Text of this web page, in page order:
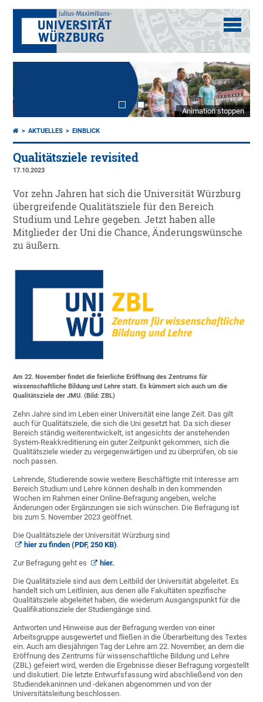
Animation stoppen
AKTUELLES EINBLICK
Qualitätsziele revisited
17.10.2023
Vor zehn Jahren hat sich die Universität Würzburg
übergreifende Qualitätsziele für den Bereich
Studium und Lehre gegeben. Jetzt haben alle
Mitglieder der Uni die Chance, Änderungswünsche
zu äußern.
Am 22. November findet die feierliche Eröffnung des Zentrums für
wissenschaftliche Bildung und Lehre statt. Es kümmert sich auch um die
Qualitätsziele der JMU. (Bild: ZBL)
Zehn Jahre sind im Leben einer Universität eine lange Zeit. Das gilt
auch für Qualitätsziele, die sich die Uni gesetzt hat. Da sich dieser
Bereich ständig weiterentwickelt, ist angesichts der anstehenden
System-Reakkreditierung ein guter Zeitpunkt gekommen, sich die
Qualitätsziele wieder zu vergegenwärtigen und zu überprüfen, ob sie
noch passen.
Lehrende, Studierende sowie weitere Beschäftigte mit Interesse am
Bereich Studium und Lehre können deshalb in den kommenden
Wochen im Rahmen einer Online-Befragung angeben, welche
Änderungen oder Ergänzungen sie sich wünschen. Die Befragung ist
bis zum 5. November 2023 geöffnet.
Die Qualitätsziele der Universität Würzburg sind
hier zu finden (PDF, 250 KB).
Zur Befragung geht es hier.
Die Qualitätsziele sind aus dem Leitbild der Universität abgeleitet. Es
handelt sich um Leitlinien, aus denen alle Fakultäten spezifische
Qualitätsziele abgeleitet haben, die wiederum Ausgangspunkt für die
Qualifikationsziele der Studiengänge sind.
Antworten und Hinweise aus der Befragung werden von einer
Arbeitsgruppe ausgewertet und fließen in die Überarbeitung des Textes
ein. Auch am diesjährigen Tag der Lehre am 22. November, an dem die
Eröffnung des Zentrums für wissenschaftliche Bildung und Lehre
(ZBL) gefeiert wird, werden die Ergebnisse dieser Befragung vorgestellt
und diskutiert. Die letzte Entwurfsfassung wird abschließend von den
Studiendekaninnen und -dekanen abgenommen und von der
Universitätsleitung beschlossen.